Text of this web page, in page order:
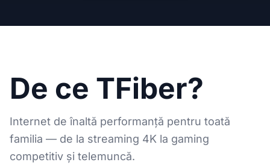
De ce TFiber?
Internet de înaltă performanță pentru toată
familia — de la streaming 4K la gaming
competitiv și telemuncă.